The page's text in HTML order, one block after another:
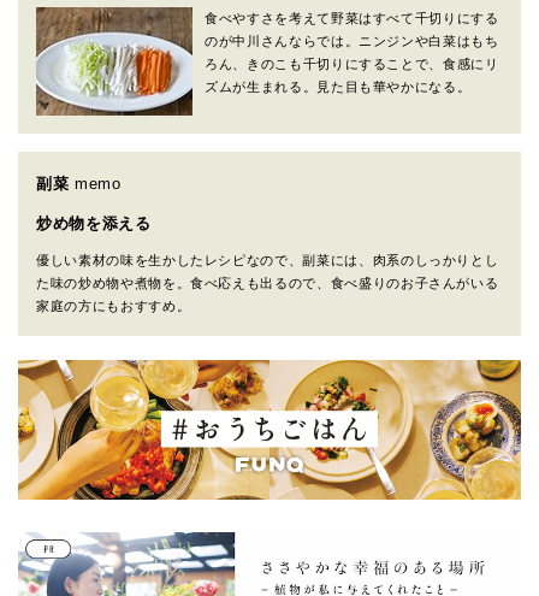
食べやすさを考えて野菜はすべて千切りにする
のが中川さんならでは。ニンジンや白菜はもち
ろん、きのこも千切りにすることで、食感にリ
ズムが生まれる。見た目も華やかになる。
副菜 memo
炒め物を添える
優しい素材の味を生かしたレシピなので、副菜には、肉系のしっかりとし
た味の炒め物や煮物を。食べ応えも出るので、食べ盛りのお子さんがいる
家庭の方にもおすすめ。